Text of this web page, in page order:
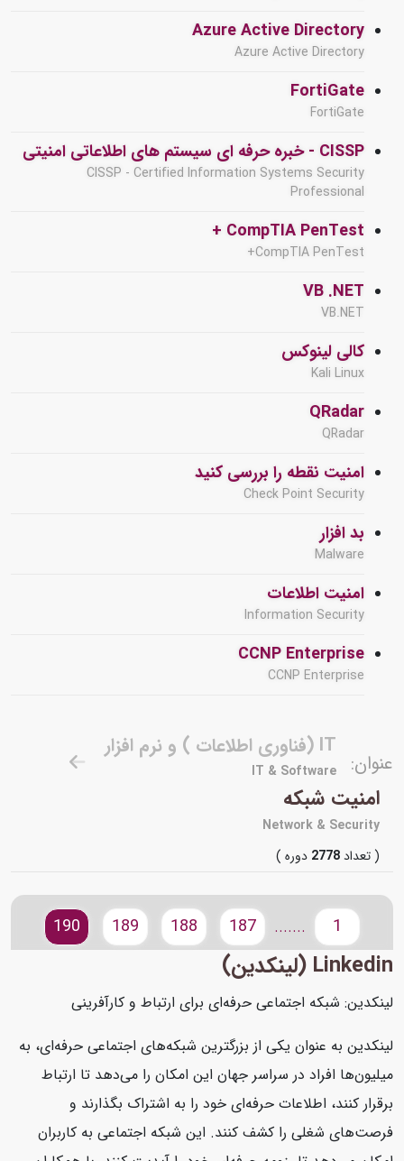
Azure Active Directory
Azure Active Directory
FortiGate
FortiGate
CISSP - خبره حرفه ای سیستم های اطلاعاتی امنیتی
CISSP - Certified Information Systems Security
Professional
CompTIA PenTest +
CompTIA PenTest+
VB .NET
VB.NET
کالی لینوکس
Kali Linux
QRadar
QRadar
امنیت نقطه را بررسی کنید
Check Point Security
بد افزار
Malware
امنیت اطلاعات
Information Security
CCNP Enterprise
CCNP Enterprise
عنوان:
IT (فناوری اطلاعات ) و نرم افزار
IT & Software
امنیت شبکه
Network & Security
( تعداد2778دوره )
.......
187
188
189
190
Linkedin (لینکدین)
لینکدین: شبکه اجتماعی حرفه‌ای برای ارتباط و کارآفرینی
لینکدین به عنوان یکی از بزرگترین شبکه‌های اجتماعی حرفه‌ای، به
میلیون‌ها افراد در سراسر جهان این امکان را می‌دهد تا ارتباط
برقرار کنند، اطلاعات حرفه‌ای خود را به اشتراک بگذارند و
فرصت‌های شغلی را کشف کنند. این شبکه اجتماعی به کاربران